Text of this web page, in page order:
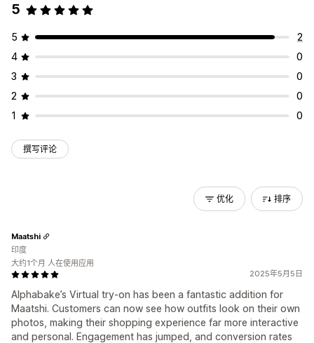
5
5
2
4
0
3
0
2
0
1
0
撰写评论
优化 排序
2025年5月5日
Alphabake’s Virtual try-on has been a fantastic addition for
Maatshi. Customers can now see how outfits look on their own
photos, making their shopping experience far more interactive
and personal. Engagement has jumped, and conversion rates
Maatshi
印度
大约1个月 人在使用应用